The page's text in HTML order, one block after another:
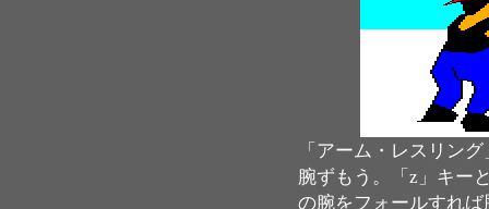
「アーム・レスリン
腕ずもう。「z」キー
の腕をフォールすれば